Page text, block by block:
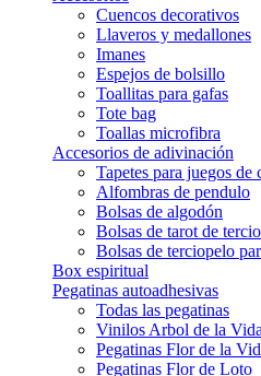
Cuencos decorativos
Llaveros y medallones
Imanes
Espejos de bolsillo
Toallitas para gafas
Tote bag
Toallas microfibra
Accesorios de adivinación
Tapetes para juegos de
Alfombras de pendulo
Bolsas de algodón
Bolsas de tarot de
Bolsas de terciopelo
Box espiritual
Pegatinas autoadhesivas
Todas las pegatinas
Vinilos Arbol de la Vida
Pegatinas Flor de la
Pegatinas Flor de Loto